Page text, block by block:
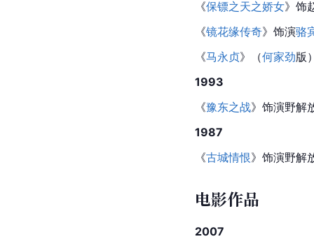
《保镖之天之娇女》饰
《镜花缘传奇》饰演骆
《马永贞》（何家劲版
1993
《豫东之战》饰演野解
1987
《古城情恨》饰演野解
电影作品
2007